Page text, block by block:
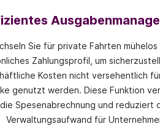
Sie für private Fahrten mühelos
Zahlungsprofil, um
Kosten nicht versehentlich
genutzt werden. Diese Funktion
die Spesenabrechnung und reduziert
Verwaltungsaufwand für